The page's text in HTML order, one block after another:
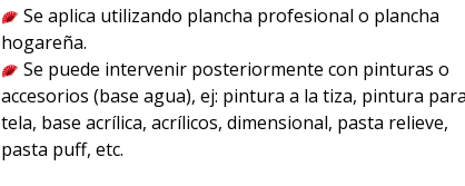
Se aplica utilizando plancha profesional o plancha
hogareña.
Se puede intervenir posteriormente con pinturas o
accesorios (base agua), ej: pintura a la tiza, pintura para
tela, base acrílica, acrílicos, dimensional, pasta relieve,
pasta puff, etc.